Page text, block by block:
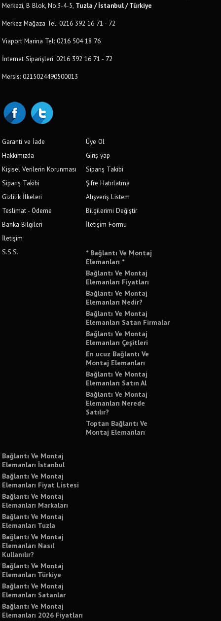
Merkezi, B Blok, No:3-4-5, Tuzla / İstanbul / Türkiye
Merkez Mağaza Tel: 0216 392 16 71 - 72
Viaport Marina Tel: 0216 504 18 76
İnternet Siparişleri: 0216 392 16 71 - 72
Mersis: 0215024490500013
Garanti ve İade
Hakkımızda
Kişisel Verilerin Korunması
Sipariş Takibi
Gizlilik İlkeleri
Teslimat - Ödeme
Banka Bilgileri
İletişim
S.S.S.
Üye Ol
Giriş yap
Sipariş Takibi
Şifre Hatırlatma
Alışveriş Listem
Bilgilerimi Değiştir
İletişim Formu
* Bağlantı Ve Montaj
Elemanları *
Bağlantı Ve Montaj
Elemanları Fiyatları
Bağlantı Ve Montaj
Elemanları Nedir?
Bağlantı Ve Montaj
Elemanları Satan Firmalar
Bağlantı Ve Montaj
Elemanları Çeşitleri
En ucuz Bağlantı Ve
Montaj Elemanları
Bağlantı Ve Montaj
Elemanları Satın Al
Bağlantı Ve Montaj
Elemanları Nerede
Satılır?
Toptan Bağlantı Ve
Montaj Elemanları
Bağlantı Ve Montaj
Elemanları İstanbul
Bağlantı Ve Montaj
Elemanları Fiyat Listesi
Bağlantı Ve Montaj
Elemanları Markaları
Bağlantı Ve Montaj
Elemanları Tuzla
Bağlantı Ve Montaj
Elemanları Nasıl
Kullanılır?
Bağlantı Ve Montaj
Elemanları Türkiye
Bağlantı Ve Montaj
Elemanları Satanlar
Bağlantı Ve Montaj
Elemanları 2026 Fiyatları